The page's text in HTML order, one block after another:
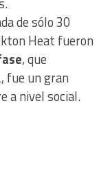
de sólo 30
Heat fueron
, que
fue un gran
a nivel social.